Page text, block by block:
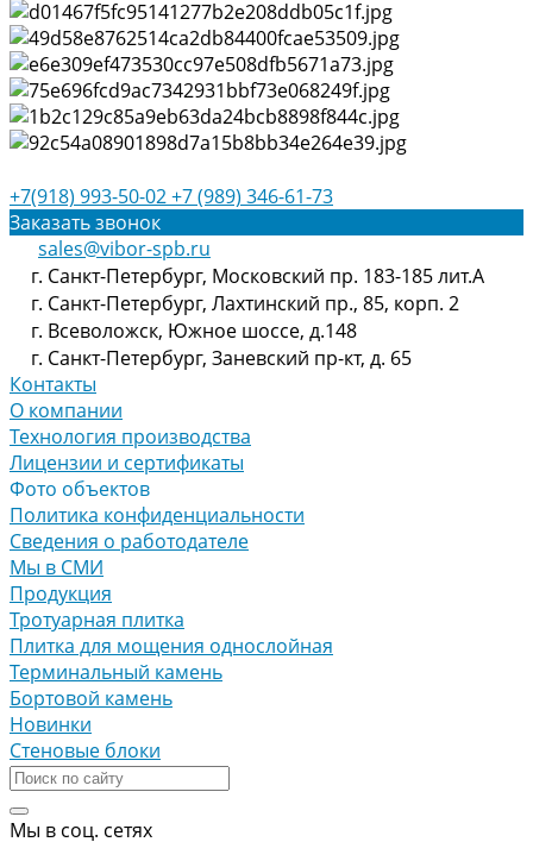
+7(918) 993-50-02+7 (989) 346-61-73
Заказать звонок
sales@vibor-spb.ru
г. Санкт-Петербург, Московский пр. 183-185 лит.А
г. Санкт-Петербург, Лахтинский пр., 85, корп. 2
г. Всеволожск, Южное шоссе, д.148
г. Санкт-Петербург, Заневский пр-кт, д. 65
Контакты
О компании
Технология производства
Лицензии и сертификаты
Фото объектов
Политика конфиденциальности
Сведения о работодателе
Мы в СМИ
Продукция
Тротуарная плитка
Плитка для мощения однослойная
Терминальный камень
Бортовой камень
Новинки
Стеновые блоки
Мы в соц. сетях